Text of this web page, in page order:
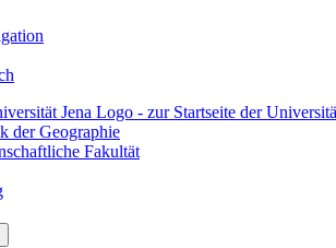
Jena Logo - zur Startseite der
der Geographie
Fakultät